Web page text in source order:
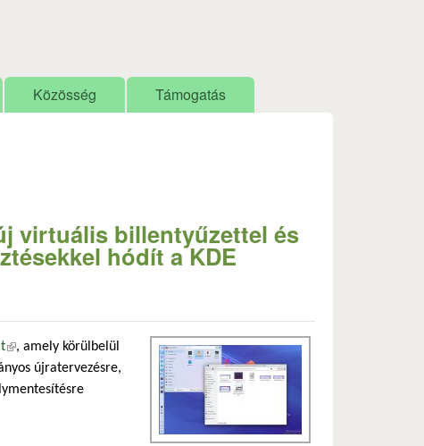
Közösség Támogatás
virtuális billentyűzettel és
hódít a KDE
(külső hivatkozás)
, amely körülbelül
újratervezésre,